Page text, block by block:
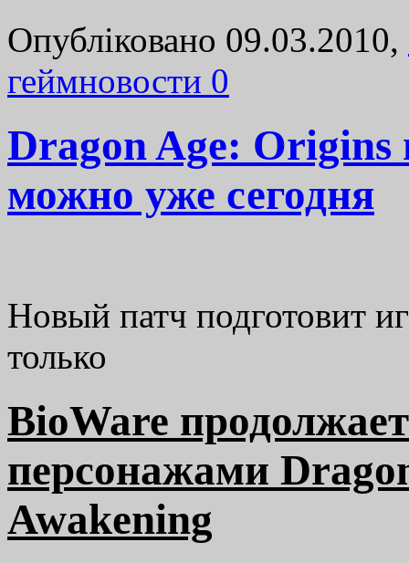
Опубліковано 09.03.2010,
геймновости 0
Dragon Age: Origins
можно уже сегодня
Новый патч подготовит
только
BioWare
персонажами
Awakening